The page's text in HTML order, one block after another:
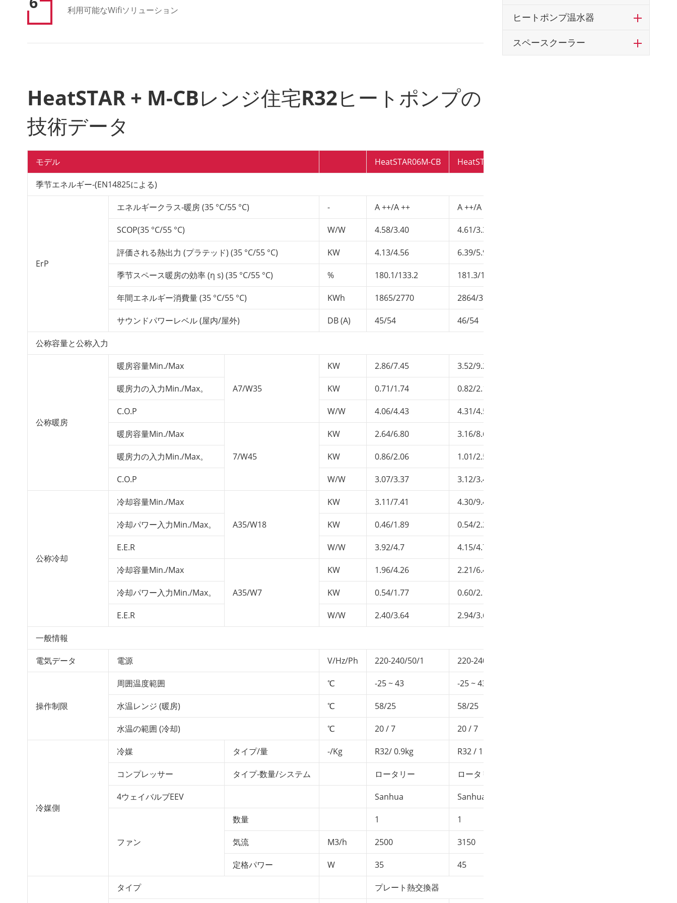
利用可能なWifiソリューション
HeatSTAR + M-CBレンジ住宅R32ヒートポンプの
技術データ
モデル HeatSTAR06M-CB HeatSTAR09M-CB
季节エネルギー-(EN14825による)
ErP
エネルギークラス-暖房 (35 °C/55 °C) - A ++/A ++ A ++/A ++
SCOP(35 °C/55 °C) W/W 4.58/3.40 4.61/3.32
評価される熱出力 (プラテッド) (35 °C/55 °C) KW 4.13/4.56 6.39/5.97
季节スペース暖房の効率 (η s) (35 °C/55 °C) % 180.1/133.2 181.3/129.6
年間エネルギー消費量 (35 °C/55 °C) KWh 1865/2770 2864/3720
サウンドパワーレベル (屋内/屋外) DB (A) 45/54 46/54
公称容量と公称入力
公称暖房
暖房容量Min./Max
A7/W35
KW 2.86/7.45 3.52/9.22
暖房力の入力Min./Max。 KW 0.71/1.74 0.82/2.14
C.O.P W/W 4.06/4.43 4.31/4.59
暖房容量Min./Max
7/W45
KW 2.64/6.80 3.16/8.68
暖房力の入力Min./Max。 KW 0.86/2.06 1.01/2.56
C.O.P W/W 3.07/3.37 3.12/3.49
公称冷却
冷却容量Min./Max
A35/W18
KW 3.11/7.41 4.30/9.49
冷却パワー入力Min./Max。 KW 0.46/1.89 0.54/2.29
E.E.R W/W 3.92/4.7 4.15/4.7
冷却容量Min./Max
A35/W7
KW 1.96/4.26 2.21/6.40
冷却パワー入力Min./Max。 KW 0.54/1.77 0.60/2.13
E.E.R W/W 2.40/3.64 2.94/3.68
一般情報
電気データ 電源 V/Hz/Ph 220-240/50/1 220-240/50/1
操作制限
周囲温度範囲 ℃ -25 ~ 43 -25 ~ 43
水温レンジ (暖房) ℃ 58/25 58/25
水温の範囲 (冷却) ℃ 20 / 7 20 / 7
冷媒側
冷媒 タイプ/量 -/Kg R32/ 0.9kg R32 / 1.4kg
コンプレッサー タイプ-数量/システム ロータリー ロータリー
4ウェイバルブEEV Sanhua Sanhua
ファン
数量 1 1
気流 M3/h 2500 3150
定格パワー W 35 45
タイプ プレート熱交換器
ヒートポンプ温水器
スペースクーラー